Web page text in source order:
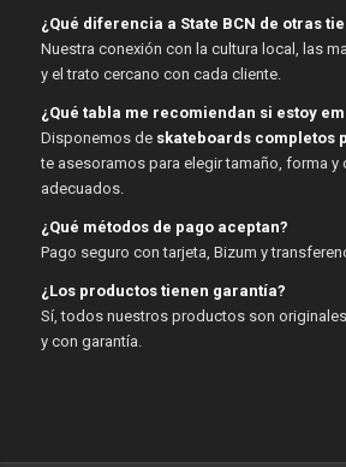
¿Qué diferencia a State BCN de otras
Nuestra conexión con la cultura local, las
y el trato cercano con cada cliente.
¿Qué tabla me recomiendan si estoy
Disponemos de skateboards completos
te asesoramos para elegir tamaño, forma y
adecuados.
¿Qué métodos de pago aceptan?
Pago seguro con tarjeta, Bizum y
¿Los productos tienen garantía?
Sí, todos nuestros productos son
y con garantía.